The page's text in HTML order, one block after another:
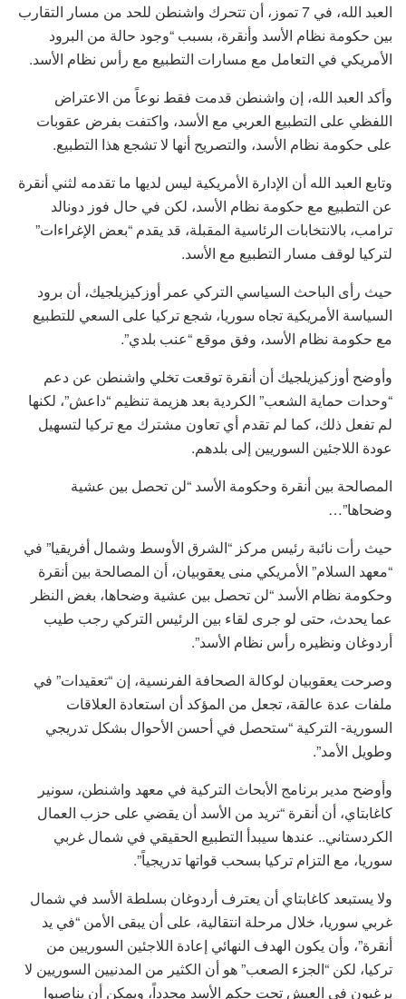
العبد الله، في 7 تموز، أن تتحرك واشنطن للحد من مسار التقارب
بين حكومة نظام الأسد وأنقرة، بسبب “وجود حالة من البرود
الأمريكي في التعامل مع مسارات التطبيع مع رأس نظام الأسد.
وأكد العبد الله، إن واشنطن قدمت فقط نوعاً من الاعتراض
اللفظي على التطبيع العربي مع الأسد، واكتفت بفرض عقوبات
على حكومة نظام الأسد، والتصريح أنها لا تشجع هذا التطبيع.
وتابع العبد الله أن الإدارة الأمريكية ليس لديها ما تقدمه لثني أنقرة
عن التطبيع مع حكومة نظام الأسد، لكن في حال فوز دونالد
ترامب، بالانتخابات الرئاسية المقبلة، قد يقدم “بعض الإغراءات”
لتركيا لوقف مسار التطبيع مع الأسد.
حيث رأى الباحث السياسي التركي عمر أوزكيزيلجيك، أن برود
السياسة الأمريكية تجاه سوريا، شجع تركيا على السعي للتطبيع
مع حكومة نظام الأسد، وفق موقع “عنب بلدي”.
وأوضح أوزكيزيلجيك أن أنقرة توقعت تخلي واشنطن عن دعم
“وحدات حماية الشعب” الكردية بعد هزيمة تنظيم “داعش”، لكنها
لم تفعل ذلك، كما لم تقدم أي تعاون مشترك مع تركيا لتسهيل
عودة اللاجئين السوريين إلى بلدهم.
المصالحة بين أنقرة وحكومة الأسد “لن تحصل بين عشية
وضحاها”…
حيث رأت نائبة رئيس مركز “الشرق الأوسط وشمال أفريقيا” في
“معهد السلام” الأمريكي منى يعقوبيان، أن المصالحة بين أنقرة
وحكومة نظام الأسد “لن تحصل بين عشية وضحاها، بغض النظر
عما يحدث، حتى لو جرى لقاء بين الرئيس التركي رجب طيب
أردوغان ونظيره رأس نظام الأسد”.
وصرحت يعقوبيان لوكالة الصحافة الفرنسية، إن “تعقيدات” في
ملفات عدة عالقة، تجعل من المؤكد أن استعادة العلاقات
السورية- التركية “ستحصل في أحسن الأحوال بشكل تدريجي
وطويل الأمد”.
وأوضح مدير برنامج الأبحاث التركية في معهد واشنطن، سونير
كاغابتاي، أن أنقرة “تريد من الأسد أن يقضي على حزب العمال
الكردستاني.. عندها سيبدأ التطبيع الحقيقي في شمال غربي
سوريا، مع التزام تركيا بسحب قواتها تدريجياً”.
ولا يستبعد كاغابتاي أن يعترف أردوغان بسلطة الأسد في شمال
غربي سوريا، خلال مرحلة انتقالية، على أن يبقى الأمن “في يد
أنقرة”، وأن يكون الهدف النهائي إعادة اللاجئين السوريين من
تركيا، لكن “الجزء الصعب” هو أن الكثير من المدنيين السوريين لا
يرغبون في العيش تحت حكم الأسد مجدداً، ويمكن أن يناصبوا